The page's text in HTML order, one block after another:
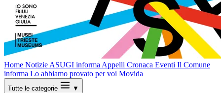
Home Notizie ASUGI informa Appelli Cronaca Eventi Il Comune
informa Lo abbiamo provato per voi Movida
Tutte le categorie ▼